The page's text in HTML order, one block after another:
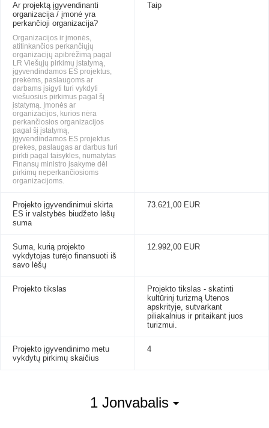
Ar projektą įgyvendinanti
organizacija / įmonė yra
perkančioji organizacija?
Organizacijos ir įmonės,
atitinkančios perkančiųjų
organizacijų apibrėžimą pagal
LR Viešųjų pirkimų įstatymą,
įgyvendindamos ES projektus,
prekėms, paslaugoms ar
darbams įsigyti turi vykdyti
viešuosius pirkimus pagal šį
įstatymą. Įmonės ar
organizacijos, kurios nėra
perkančiosios organizacijos
pagal šį įstatymą,
įgyvendindamos ES projektus
prekes, paslaugas ar darbus turi
pirkti pagal taisykles, numatytas
Finansų ministro įsakyme dėl
pirkimų neperkančiosioms
organizacijoms.
Taip
Projekto įgyvendinimui skirta
ES ir valstybės biudžeto lėšų
suma
73.621,00 EUR
Suma, kurią projekto
vykdytojas turėjo finansuoti iš
savo lėšų
12.992,00 EUR
Projekto tikslas
Projekto tikslas - skatinti
kultūrinį turizmą Utenos
apskrityje, sutvarkant
piliakalnius ir pritaikant juos
turizmui.
Projekto įgyvendinimo metu
vykdytų pirkimų skaičius
4
1 Jonvabalis